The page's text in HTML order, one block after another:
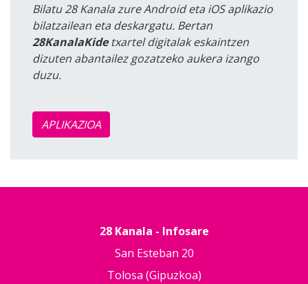
Bilatu 28 Kanala zure Android eta iOS aplikazio
bilatzailean eta deskargatu. Bertan
28KanalaKidetxartel digitalak eskaintzen
dizuten abantailez gozatzeko aukera izango
duzu.
APLIKAZIOA
28 Kanala - Infosare
San Esteban 20
Tolosa (Gipuzkoa)